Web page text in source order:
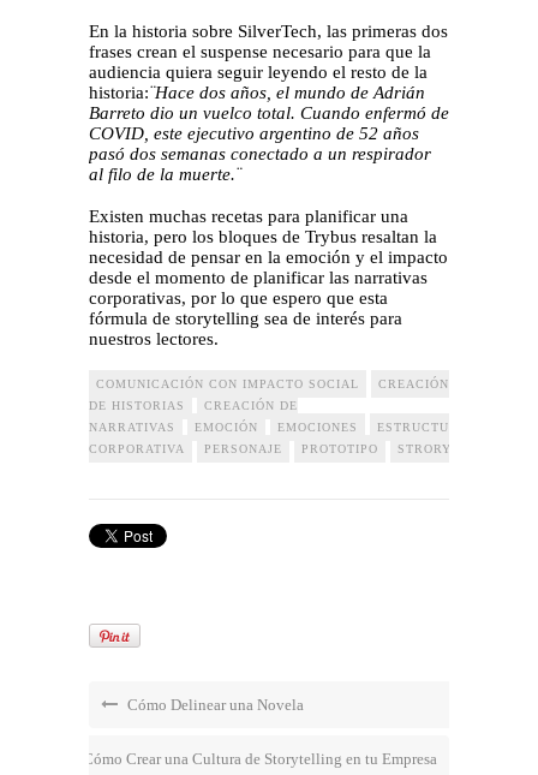
En la historia sobre SilverTech, las primeras dos
frases crean el suspense necesario para que la
audiencia quiera seguir leyendo el resto de la
historia:¨Hace dos años, el mundo de Adrián
Barreto dio un vuelco total. Cuando enfermó de
COVID, este ejecutivo argentino de 52 años
pasó dos semanas conectado a un respirador
al filo de la muerte.¨
Existen muchas recetas para planificar una
historia, pero los bloques de Trybus resaltan la
necesidad de pensar en la emoción y el impacto
desde el momento de planificar las narrativas
corporativas, por lo que espero que esta
fórmula de storytelling sea de interés para
nuestros lectores.
COMUNICACIÓN CON IMPACTO SOCIAL
CREACIÓN
DE HISTORIAS
CREACIÓN DE
NARRATIVAS
EMOCIÓN EMOCIONES ESTRUCTURA
CORPORATIVA
PERSONAJE PROTOTIPO STRORYTELLING
Cómo Delinear una Novela
Cómo Crear una Cultura de Storytelling en tu Empresa